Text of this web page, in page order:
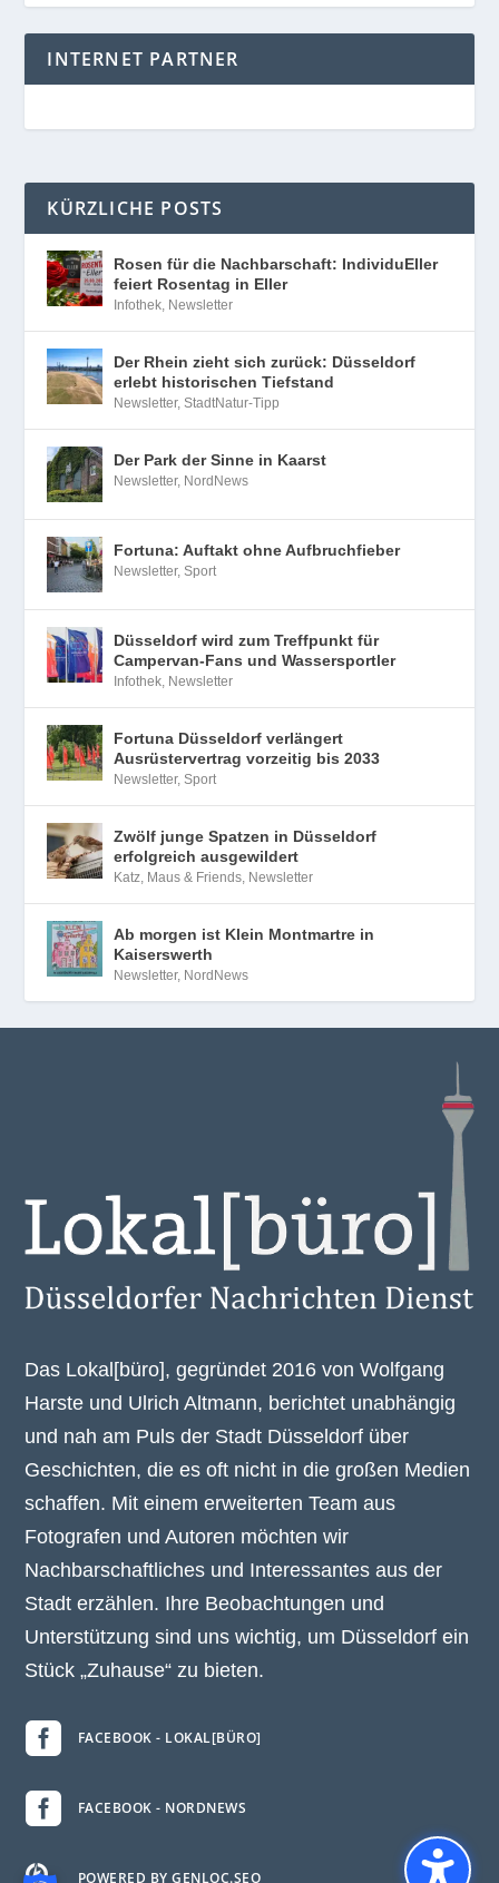
INTERNET PARTNER
KÜRZLICHE POSTS
Rosen für die Nachbarschaft: IndividuEller
feiert Rosentag in Eller
Infothek, Newsletter
Der Rhein zieht sich zurück: Düsseldorf
erlebt historischen Tiefstand
Newsletter,StadtNatur-Tipp
Der Park der Sinne in Kaarst
Newsletter, NordNews
Fortuna: Auftakt ohne Aufbruchfieber
Newsletter,Sport
Düsseldorf wird zum Treffpunkt für
Campervan-Fans und Wassersportler
Infothek, Newsletter
Fortuna Düsseldorf verlängert
Ausrüstervertrag vorzeitig bis 2033
Newsletter,Sport
Zwölf junge Spatzen in Düsseldorf
erfolgreich ausgewildert
Katz, Maus & Friends, Newsletter
Ab morgen ist Klein Montmartre in
Kaiserswerth
Newsletter, NordNews
Das Lokal[büro], gegründet 2016 von Wolfgang
Harste und Ulrich Altmann, berichtet unabhängig
und nah am Puls der Stadt Düsseldorf über
Geschichten, die es oft nicht in die großen Medien
schaffen. Mit einem erweiterten Team aus
Fotografen und Autoren möchten wir
Nachbarschaftliches und Interessantes aus der
Stadt erzählen. Ihre Beobachtungen und
Unterstützung sind uns wichtig, um Düsseldorf ein
Stück „Zuhause“ zu bieten.
 FACEBOOK - LOKAL[BÜRO]
 FACEBOOK - NORDNEWS
POWERED BY GENLOC.SEO